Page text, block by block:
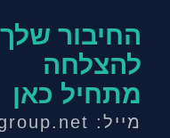
החיבור שלך
להצלחה
מתחיל כאן
מייל: office@connextgroup.net